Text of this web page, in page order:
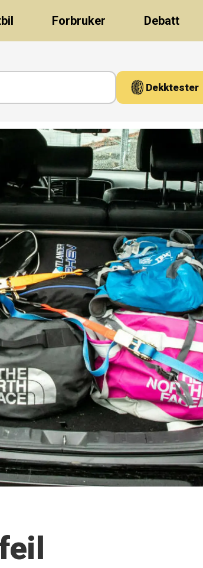
Forbruker Debatt
Dekktester